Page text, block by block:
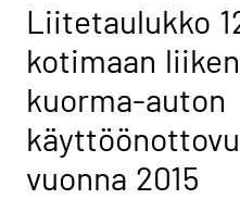
Liitetaulukko
kotimaan
kuorma-auton
vuonna 2015